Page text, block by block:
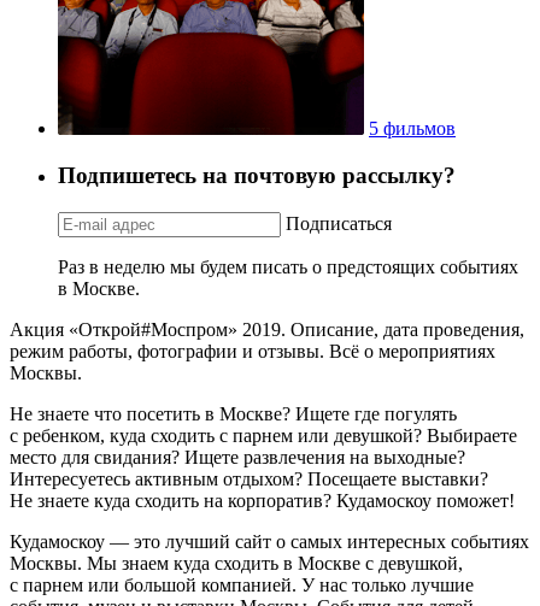
5 фильмов
Подпишетесь на почтовую рассылку?
Подписаться
Раз в неделю мы будем писать о предстоящих событиях
в Москве.
Акция «Открой#Моспром» 2019. Описание, дата проведения,
режим работы, фотографии и отзывы. Всё о мероприятиях
Москвы.
Не знаете что посетить в Москве? Ищете где погулять
с ребенком, куда сходить с парнем или девушкой? Выбираете
место для свидания? Ищете развлечения на выходные?
Интересуетесь активным отдыхом? Посещаете выставки?
Не знаете куда сходить на корпоратив? Кудамоскоу поможет!
Кудамоскоу — это лучший сайт о самых интересных событиях
Москвы. Мы знаем куда сходить в Москве с девушкой,
с парнем или большой компанией. У нас только лучшие